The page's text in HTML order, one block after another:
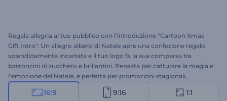
Regala allegria al tuo pubblico con l'introduzione "Cartoon Xmas
Gift Intro". Un allegro albero di Natale apre una confezione regalo
splendidamente incartata e il tuo logo fa la sua comparsa tra
bastoncini di zucchero e brillantini. Pensata per catturare la magia e
l'emozione del Natale, è perfetta per promozioni stagionali,
messaggi di auguri e contenuti per i social media. Personalizzarla è
facilissimo: carica il tuo logo, scrivi il tuo messaggio, scegli una
16:9 9:16 1:1